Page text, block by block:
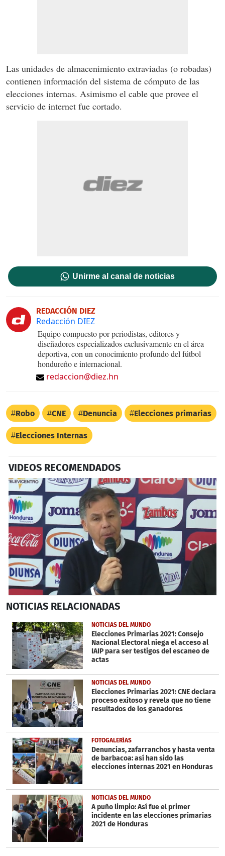
Las unidades de almacenimiento extraviadas (o robadas)
contienen información del sistema de cómputo de las
elecciones internas. Asimismo el cable que provee el
servicio de internet fue cortado.
Unirme al canal de noticias
REDACCIÓN DIEZ
Redacción DIEZ
Equipo compuesto por periodistas, editores y
diseñadores especializados exclusivamente en el área
deportiva, con un conocimiento profundo del fútbol
hondureño e internacional.
redaccion@diez.hn
Robo CNE Denuncia Elecciones primarias
Elecciones Internas
VIDEOS RECOMENDADOS
seconds
1
minute,
22
seconds
NOTICIAS RELACIONADAS
NOTICIAS DEL MUNDO
Elecciones Primarias 2021: Consejo
Nacional Electoral niega el acceso al
IAIP para ser testigos del escaneo de
actas
NOTICIAS DEL MUNDO
Elecciones Primarias 2021: CNE declara
proceso exitoso y revela que no tiene
resultados de los ganadores
FOTOGALERÍAS
Denuncias, zafarranchos y hasta venta
de barbacoa: así han sido las
elecciones internas 2021 en Honduras
NOTICIAS DEL MUNDO
A puño limpio: Así fue el primer
incidente en las elecciones primarias
2021 de Honduras